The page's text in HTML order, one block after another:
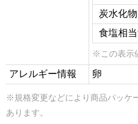
炭水化物
食塩相
※この表示
アレルギー情報 卵
※規格変更などにより商品パッケ
あります。